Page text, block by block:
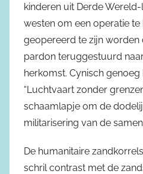
kinderen uit Derde
westen om een operatie
geopereerd te zijn worden
pardon teruggestuurd
herkomst. Cynisch
“Luchtvaart zonder
schaamlapje om de
militarisering van de
De humanitaire
schril contrast met de